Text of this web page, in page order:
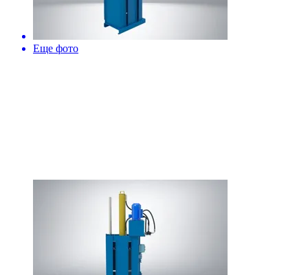
Еще фото